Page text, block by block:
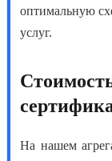
оптимальную
услуг.
На нашем